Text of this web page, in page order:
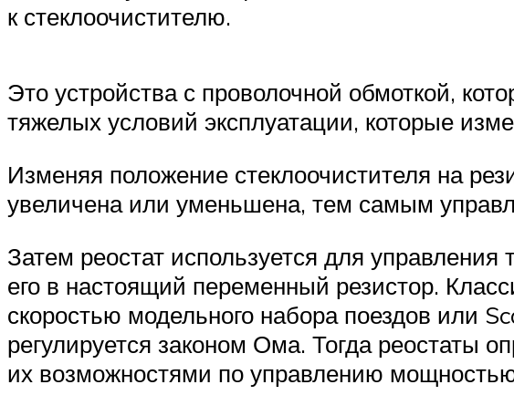
к стеклоочистителю.
Это устройства с проволочной обмоткой,
тяжелых условий эксплуатации, которые
Изменяя положение стеклоочистителя на
увеличена или уменьшена, тем самым
Затем реостат используется для
его в настоящий переменный резистор.
скоростью модельного набора поездов или
регулируется законом Ома. Тогда реостаты
их возможностями по управлению